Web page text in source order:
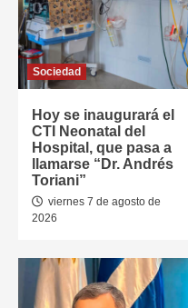
Sociedad
Hoy se inaugurará el
CTI Neonatal del
Hospital, que pasa a
llamarse “Dr. Andrés
Toriani”
viernes 7 de agosto de
2026